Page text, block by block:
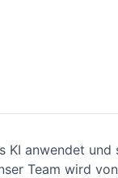
anwendet
Team wird